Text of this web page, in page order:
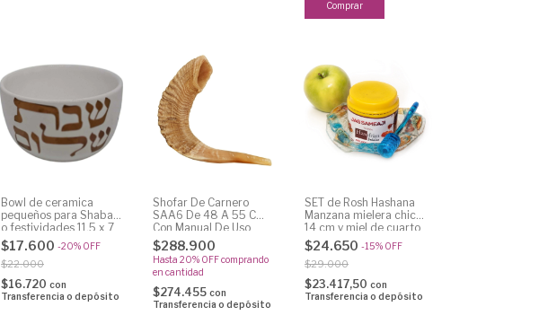
Bowl de ceramica
pequeños para Shabat
o festividades 11.5 x 7
cm - consultar
modelos disponibles
$17.600 -20% OFF
$22.000
$16.720 con
Transferencia o depósito
Shofar De Carnero
SAA6 De 48 A 55 Cm
Con Manual De Uso
$288.900
Hasta 20% OFFcomprando
en cantidad
$274.455 con
Transferencia o depósito
SET de Rosh Hashana
Manzana mielera chica
14 cm y miel de cuarto
kilo
$24.650 -15% OFF
$29.000
$23.417,50 con
Transferencia o depósito